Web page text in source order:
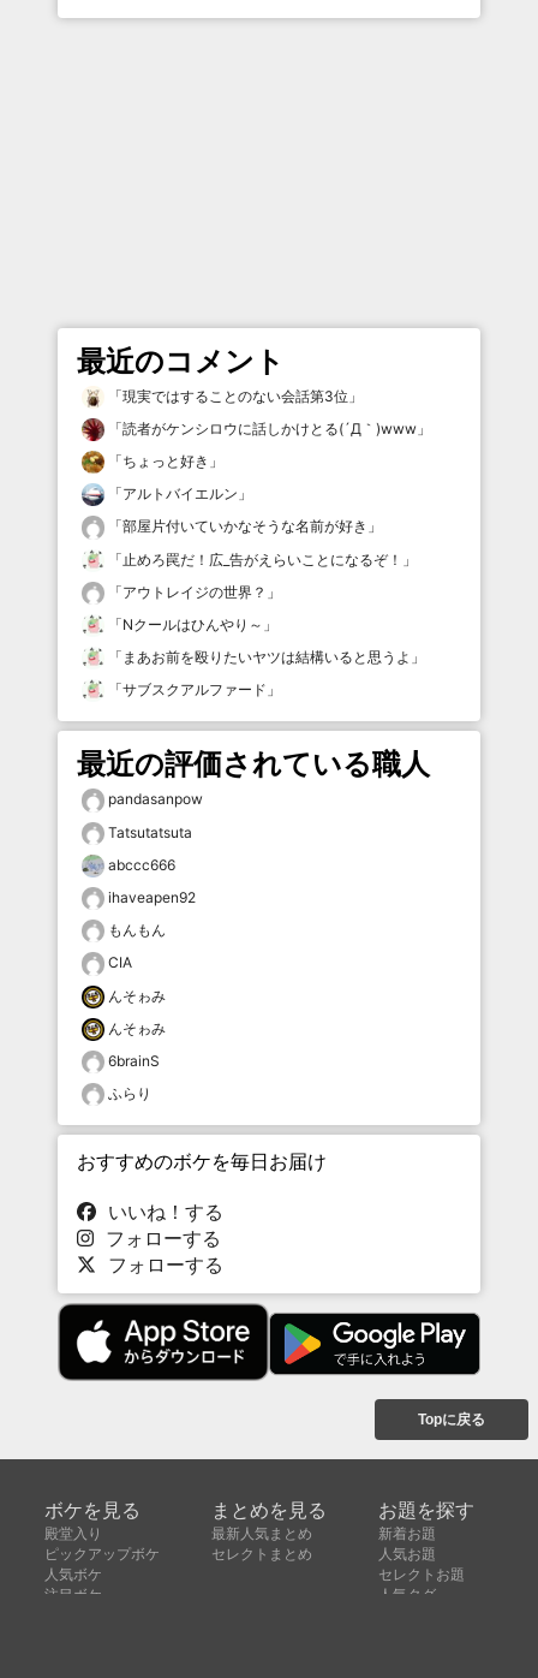
最近のコメント
「現実ではすることのない会話第3位 」
「読者がケンシロウに話しかけとる(´Д｀)www 」
「ちょっと好き 」
「アルトバイエルン 」
「部屋片付いていかなそうな名前が好き 」
「 止めろ罠だ！広_告がえらいことになるぞ！ 」
「アウトレイジの世界？ 」
「Nクールはひんやり～ 」
「 まあお前を殴りたいヤツは結構いると思うよ 」
「サブスクアルファード 」
最近の評価されている職人
pandasanpow
Tatsutatsuta
abccc666
ihaveapen92
もんもん
CIA
んそゎみ
んそゎみ
6brainS
ふらり
おすすめのボケを毎日お届け
いいね！する
フォローする
フォローする
Topに戻る
ボケを見る
殿堂入り
ピックアップボケ
人気ボケ
注目ボケ
まとめを見る
最新人気まとめ
セレクトまとめ
お題を探す
新着お題
人気お題
セレクトお題
人気タグ